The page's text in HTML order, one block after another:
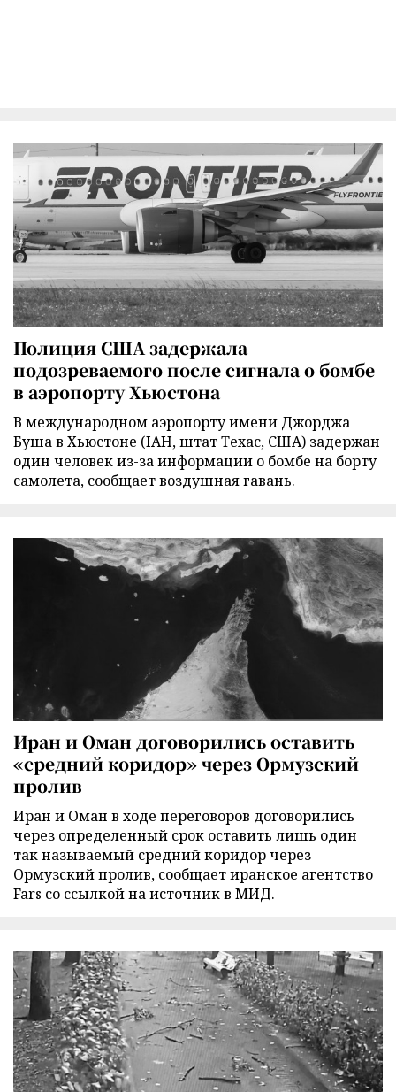
Полиция США задержала
подозреваемого после сигнала о бомбе
в аэропорту Хьюстона
В международном аэропорту имени Джорджа
Буша в Хьюстоне (IAH, штат Техас, США) задержан
один человек из-за информации о бомбе на борту
самолета, сообщает воздушная гавань.
Иран и Оман договорились оставить
«средний коридор» через Ормузский
пролив
Иран и Оман в ходе переговоров договорились
через определенный срок оставить лишь один
так называемый средний коридор через
Ормузский пролив, сообщает иранское агентство
Fars со ссылкой на источник в МИД.